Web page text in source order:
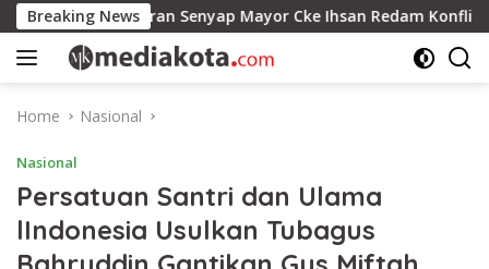
Skip
to
content
Breaking News
dan Peran Senyap Mayor Cke Ihsan Redam Konflik Timah
Home Nasional
Nasional
Persatuan Santri dan Ulama
lIndonesia Usulkan Tubagus